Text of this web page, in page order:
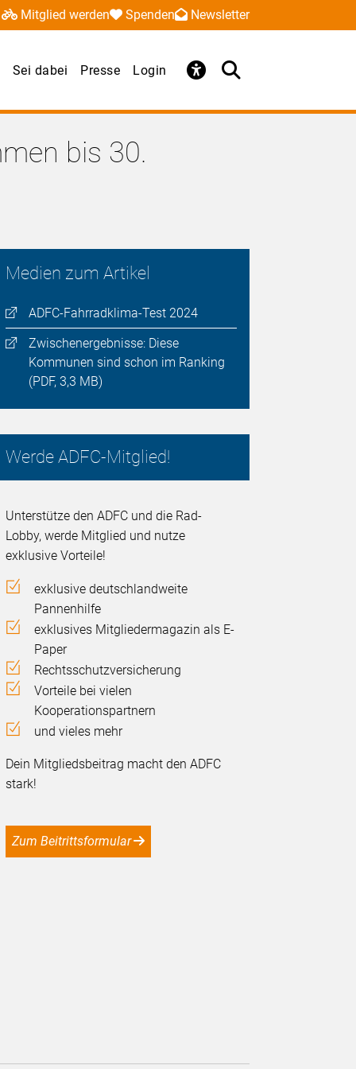
Mitglied werden Spenden Newsletter
Sei dabei Presse Login
bis 30.
Medien zum Artikel
ADFC-Fahrradklima-Test 2024
Zwischenergebnisse: Diese
Kommunen sind schon im Ranking
(PDF, 3,3 MB)
Werde ADFC-Mitglied!
Unterstütze den ADFC und die Rad-
Lobby, werde Mitglied und nutze
exklusive Vorteile!
exklusive deutschlandweite
Pannenhilfe
exklusives Mitgliedermagazin als E-
Paper
Rechtsschutzversicherung
Vorteile bei vielen
Kooperationspartnern
und vieles mehr
Dein Mitgliedsbeitrag macht den ADFC
stark!
Zum Beitrittsformular